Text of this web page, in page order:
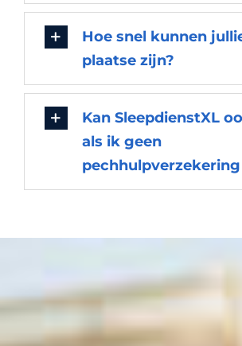
Hoe snel kunnen
plaatse zijn?
Kan SleepdienstXL
als ik geen
pechhulpverzekering